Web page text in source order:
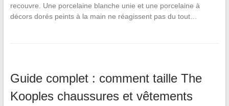
recouvre. Une porcelaine blanche unie et une porcelaine à
décors dorés peints à la main ne réagissent pas du tout…
Guide complet : comment taille The
Kooples chaussures et vêtements